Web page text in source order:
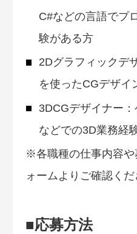
C#などの言語でプ
験がある方
2Dグラフィックデ
を使ったCGデザイ
3DCGデザイナー
などでの3D業務経
※各職種の仕事内容や
ォームよりご確認くだ
■応募方法